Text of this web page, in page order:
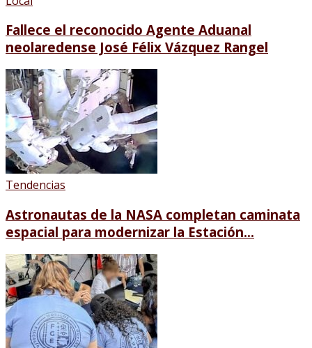
Fallece el reconocido Agente Aduanal
neolaredense José Félix Vázquez Rangel
Tendencias
Astronautas de la NASA completan caminata
espacial para modernizar la Estación...